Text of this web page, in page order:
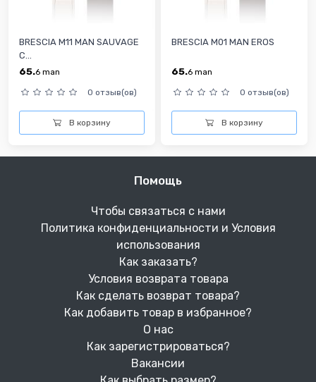
BRESCIA M11 MAN SAUVAGE
C...
65.6 man
0 отзыв(ов)
В корзину
BRESCIA M01 MAN EROS
65.6 man
0 отзыв(ов)
В корзину
Помощь
Чтобы связаться с нами
Политика конфиденциальности и Условия
использования
Как заказать?
Условия возврата товара
Как сделать возврат товара?
Как добавить товар в избранное?
О нас
Как зарегистрироваться?
Вакансии